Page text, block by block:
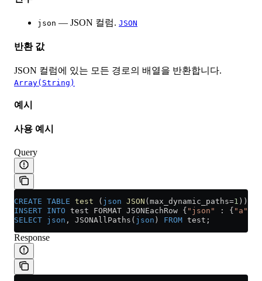
json — JSON 컬럼. JSON
반환 값
JSON 컬럼에 있는 모든 경로의 배열을 반환합니다.
Array(String)
예시
사용 예시
Query
CREATE TABLE test ( json JSON (max_dynamic_paths=1 ))
INSERT INTO test FORMAT JSONEachRow { "json" : { "a"
SELECT json , JSONAllPaths( json ) FROM test;
Response